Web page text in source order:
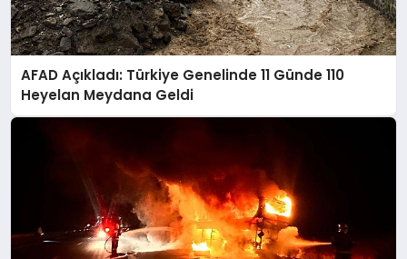
AFAD Açıkladı: Türkiye Genelinde 11 Günde 110
Heyelan Meydana Geldi